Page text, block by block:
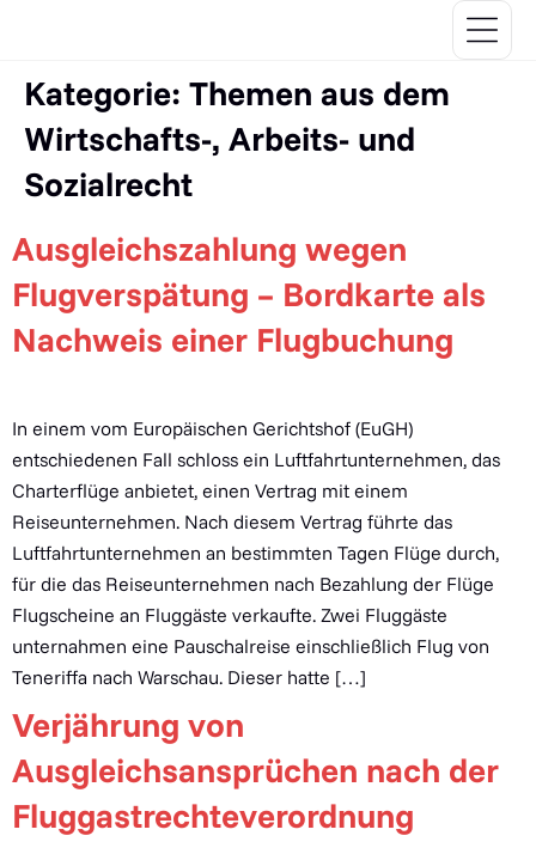
Kategorie: Themen aus dem
Wirtschafts-, Arbeits- und
Sozialrecht
Ausgleichszahlung wegen
Flugverspätung – Bordkarte als
Nachweis einer Flugbuchung
In einem vom Europäischen Gerichtshof (EuGH)
entschiedenen Fall schloss ein Luftfahrtunternehmen, das
Charterflüge anbietet, einen Vertrag mit einem
Reiseunternehmen. Nach diesem Vertrag führte das
Luftfahrtunternehmen an bestimmten Tagen Flüge durch,
für die das Reiseunternehmen nach Bezahlung der Flüge
Flugscheine an Fluggäste verkaufte. Zwei Fluggäste
unternahmen eine Pauschalreise einschließlich Flug von
Teneriffa nach Warschau. Dieser hatte […]
Verjährung von
Ausgleichsansprüchen nach der
Fluggastrechteverordnung